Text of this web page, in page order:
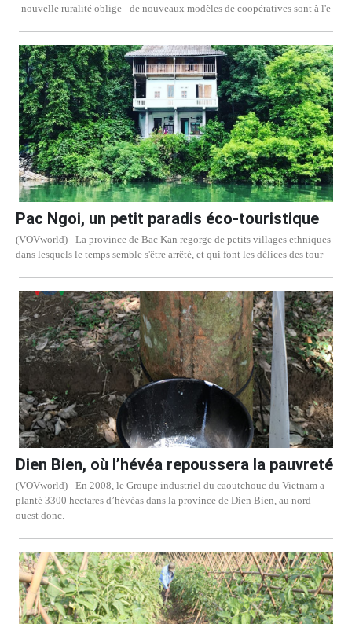
- nouvelle ruralité oblige - de nouveaux modèles de coopératives sont à l'e
Pac Ngoi, un petit paradis éco-touristique
(VOVworld) - La province de Bac Kan regorge de petits villages ethniques
dans lesquels le temps semble s'être arrêté, et qui font les délices des tour
Dien Bien, où l’hévéa repoussera la pauvreté
(VOVworld) - En 2008, le Groupe industriel du caoutchouc du Vietnam a
planté 3300 hectares d’hévéas dans la province de Dien Bien, au nord-
ouest donc.